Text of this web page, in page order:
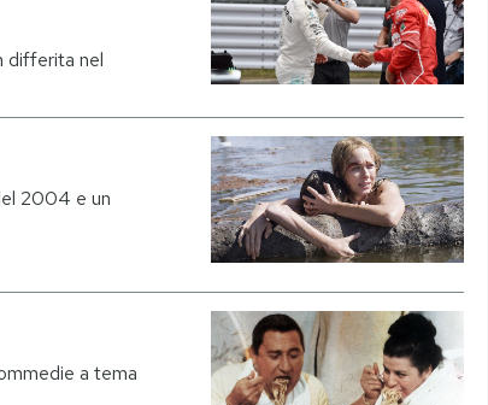
differita nel
2004 e un
a tema